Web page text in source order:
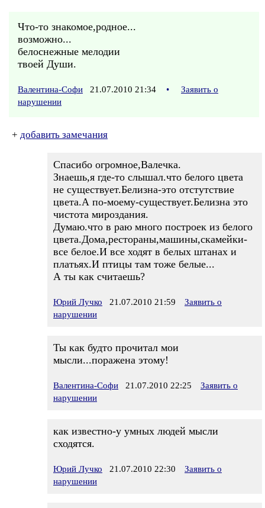
Что-то знакомое,родное...
возможно...
белоснежные мелодии
твоей Души.
Валентина-Софи 21.07.2010 21:34 •
Заявить о
нарушении
+ добавить замечания
Спасибо огромное,Валечка.
Знаешь,я где-то слышал.что белого цвета
не существует.Белизна-это отстутствие
цвета.А по-моему-существует.Белизна это
чистота мироздания.
Думаю.что в раю много построек из белого
цвета.Дома,рестораны,машины,скамейки-
все белое.И все ходят в белых штанах и
платьях.И птицы там тоже белые...
А ты как считаешь?
Юрий Лучко 21.07.2010 21:59
Заявить о
нарушении
Ты как будто прочитал мои
мысли...поражена этому!
Валентина-Софи 21.07.2010 22:25
Заявить о
нарушении
как известно-у умных людей мысли
сходятся.
Юрий Лучко 21.07.2010 22:30
Заявить о
нарушении